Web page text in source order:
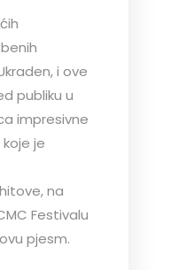
i ove
publiku u
impresivne
je
na
Festivalu
pjesm.